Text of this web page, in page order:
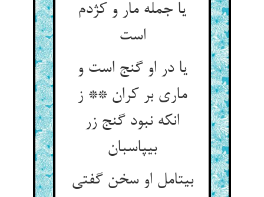
یا جمله مار و کژدم
است‏
یا در او گنج است و
ماری بر کران ** ز
انکه نبود گنج زر
بی‏پاسبان‏
بی‏تامل او سخن گفتی